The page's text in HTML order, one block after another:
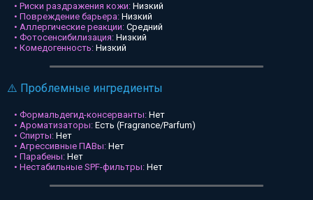
• Риски раздражения кожи: Низкий
• Повреждение барьера: Низкий
• Аллергические реакции: Средний
• Фотосенсибилизация: Низкий
• Комедогенность: Низкий
⚠️ Проблемные ингредиенты
• Формальдегид-консерванты: Нет
• Ароматизаторы: Есть (Fragrance/Parfum)
• Спирты: Нет
• Агрессивные ПАВы: Нет
• Парабены: Нет
• Нестабильные SPF-фильтры: Нет